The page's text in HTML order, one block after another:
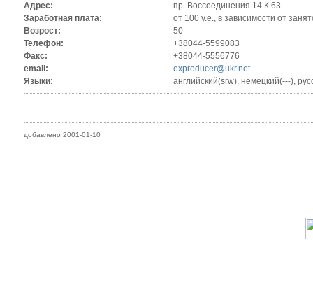
Адрес:
пр. Воссоединения 14 К.63
Заработная плата:
от 100 у.е., в зависимости от
Возрост:
50
Телефон:
+38044-5599083
Факс:
+38044-5556776
email:
exproducer@ukr.net
Языки:
английский(srw), немецкий(---),
добавлено 2001-01-10